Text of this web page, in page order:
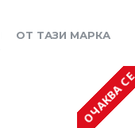
ОТ ТАЗИ МАРКА
ОЧАКВА